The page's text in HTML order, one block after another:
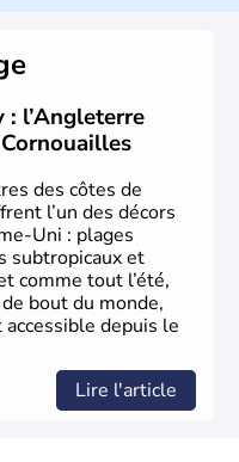
nations constitutives du
de plus de 50 millions
à elle seule, près de
Le pays s’est créé au
desAngles
Première démocratie
son développement à
: l’Angleterre
des côtes de
l’un des décors
Uni : plages
subtropicaux et
comme tout l’été,
bout du monde,
depuis le
Lire l'article